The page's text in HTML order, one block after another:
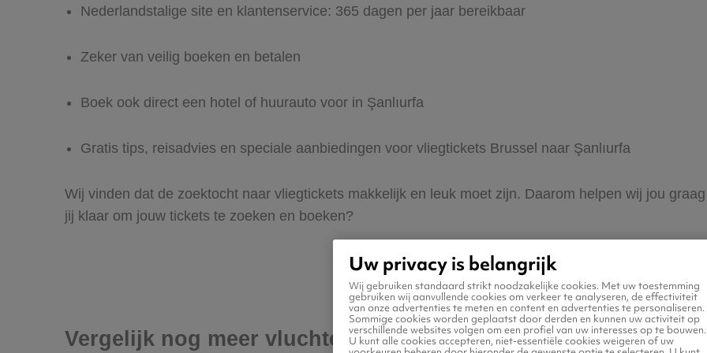
Nederlandstalige site en klantenservice: 365 dagen per jaar bereikbaar
Zeker van veilig boeken en betalen
Boek ook direct een hotel of huurauto voor in Şanlıurfa
Gratis tips, reisadvies en speciale aanbiedingen voor vliegtickets Brussel naar Şanlıurfa
Wij vinden dat de zoektocht naar vliegtickets makkelijk en leuk moet zijn. Daarom helpen wij jou
jij klaar om jouw tickets te zoeken en boeken?
Vergelijk nog meer vluchten naar Şanlıurfa
Uw privacy is belangrijk
Wij gebruiken standaard strikt noodzakelijke cookies. Met uw toestemming
gebruiken wij aanvullende cookies om verkeer te analyseren, de effectiviteit
van onze advertenties te meten en content en advertenties te personaliseren.
Sommige cookies worden geplaatst door derden en kunnen uw activiteit op
verschillende websites volgen om een profiel van uw interesses op te bouwen.
U kunt alle cookies accepteren, niet-essentiële cookies weigeren of uw